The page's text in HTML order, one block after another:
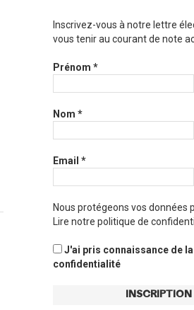
Inscrivez-vous à notre lettre
vous tenir au courant de note
Prénom *
Nom *
Email *
Nous protégeons vos données
Lire notre politique de
J'ai pris connaissance de
confidentialité